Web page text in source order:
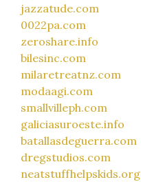
jazzatude.com
0022pa.com
zeroshare.info
bilesinc.com
milaretreatnz.com
modaagi.com
smallvilleph.com
galiciasuroeste.info
batallasdeguerra.com
dregstudios.com
neatstuffhelpskids.org